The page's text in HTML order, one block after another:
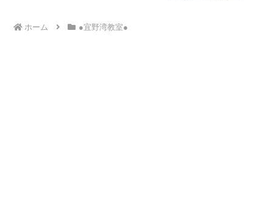
ホーム ●宜野湾教室●